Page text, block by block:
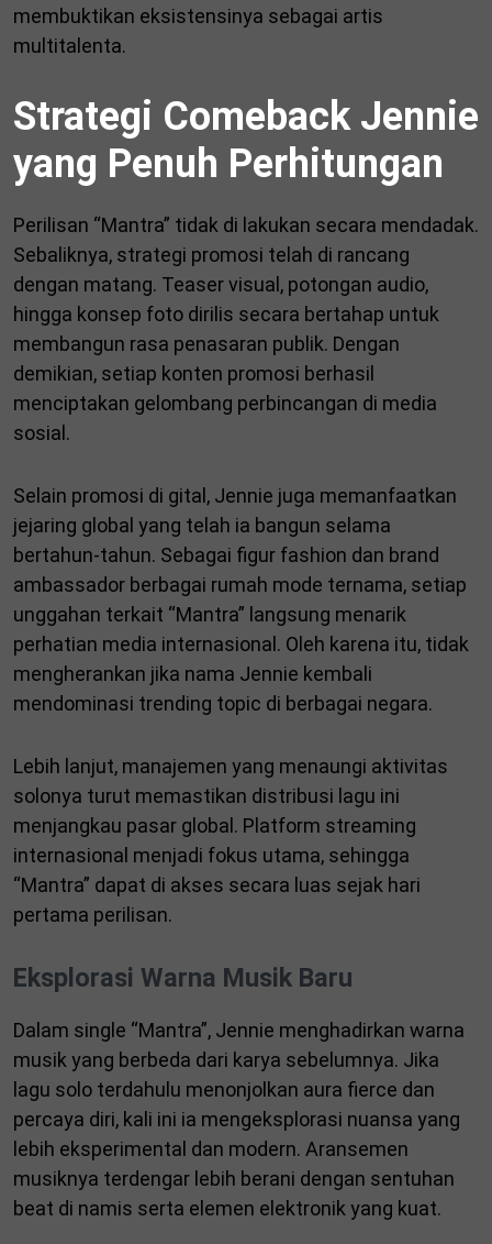
membuktikan eksistensinya sebagai artis
multitalenta.
Strategi Comeback Jennie
yang Penuh Perhitungan
Perilisan “Mantra” tidak di lakukan secara mendadak.
Sebaliknya, strategi promosi telah di rancang
dengan matang. Teaser visual, potongan audio,
hingga konsep foto dirilis secara bertahap untuk
membangun rasa penasaran publik. Dengan
demikian, setiap konten promosi berhasil
menciptakan gelombang perbincangan di media
sosial.
Selain promosi di gital, Jennie juga memanfaatkan
jejaring global yang telah ia bangun selama
bertahun-tahun. Sebagai figur fashion dan brand
ambassador berbagai rumah mode ternama, setiap
unggahan terkait “Mantra” langsung menarik
perhatian media internasional. Oleh karena itu, tidak
mengherankan jika nama Jennie kembali
mendominasi trending topic di berbagai negara.
Lebih lanjut, manajemen yang menaungi aktivitas
solonya turut memastikan distribusi lagu ini
menjangkau pasar global. Platform streaming
internasional menjadi fokus utama, sehingga
“Mantra” dapat di akses secara luas sejak hari
pertama perilisan.
Eksplorasi Warna Musik Baru
Dalam single “Mantra”, Jennie menghadirkan warna
musik yang berbeda dari karya sebelumnya. Jika
lagu solo terdahulu menonjolkan aura fierce dan
percaya diri, kali ini ia mengeksplorasi nuansa yang
lebih eksperimental dan modern. Aransemen
musiknya terdengar lebih berani dengan sentuhan
beat di namis serta elemen elektronik yang kuat.